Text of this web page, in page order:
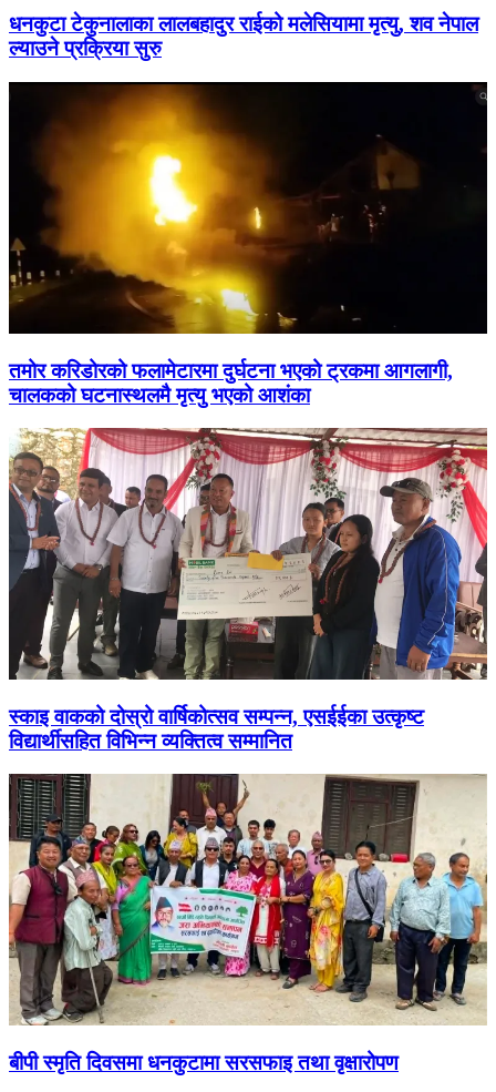
धनकुटा टेकुनालाका लालबहादुर राईको मलेसियामा मृत्यु, शव नेपाल
ल्याउने प्रक्रिया सुरु
तमोर करिडोरको फलामेटारमा दुर्घटना भएको ट्रकमा आगलागी,
चालकको घटनास्थलमै मृत्यु भएको आशंका
स्काइ वाकको दोस्रो वार्षिकोत्सव सम्पन्न, एसईईका उत्कृष्ट
विद्यार्थीसहित विभिन्न व्यक्तित्व सम्मानित
बीपी स्मृति दिवसमा धनकुटामा सरसफाइ तथा वृक्षारोपण